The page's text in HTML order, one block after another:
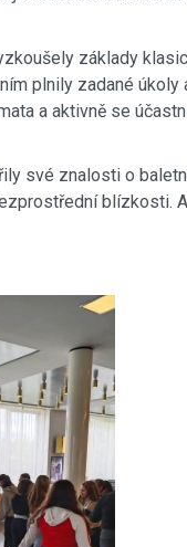
základy
plnily zadané úkoly
a aktivně se
své znalosti o
blízkosti.